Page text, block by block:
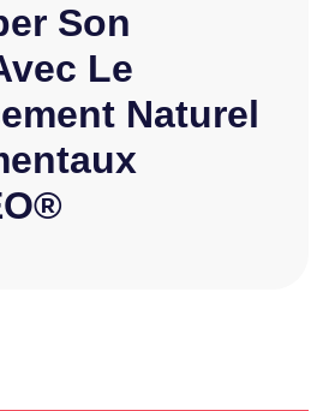
Son
Le
Naturel